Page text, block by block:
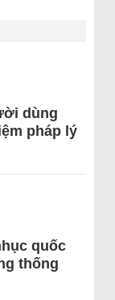
dùng
pháp lý
quốc
thống